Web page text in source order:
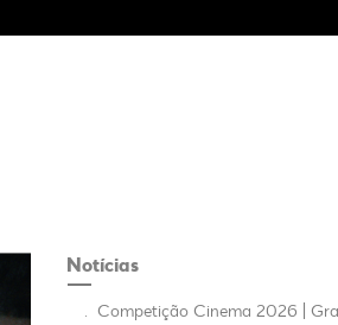
Notícias
. Competição Cinema 2026 |